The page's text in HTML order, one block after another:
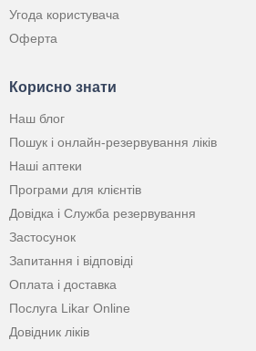
Угода користувача
Оферта
Корисно знати
Наш блог
Пошук і онлайн-резервування ліків
Наші аптеки
Програми для клієнтів
Довідка і Служба резервування
Застосунок
Запитання і відповіді
Оплата і доставка
Послуга Likar Online
Довідник ліків